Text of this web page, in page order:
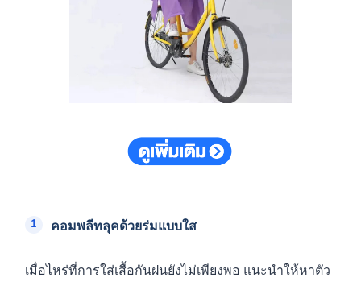
คอมพลีทลุคด้วยร่มแบบใส
เมื่อไหร่ที่การใส่เสื้อกันฝนยังไม่เพียงพอ แนะนำให้หาตัว